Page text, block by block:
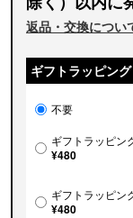
返品・交換につい
ギフトラッピング
不要
ギフトラッピ
¥480
ギフトラッピ
¥480